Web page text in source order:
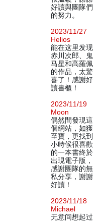
好讀與團隊們
的努力。
2023/11/27
Helios
能在这里发现
赤川次郎、鬼
马星和高羅佩
的作品，太驚
喜了！感謝好
讀書櫃！
2023/11/19
Moon
偶然間發現這
個網站，如獲
至寶，更找到
小時候很喜歡
的一本書終於
出現電子版，
感謝團隊的無
私分享，謝謝
好讀！
2023/11/18
Michael
无意间想起过